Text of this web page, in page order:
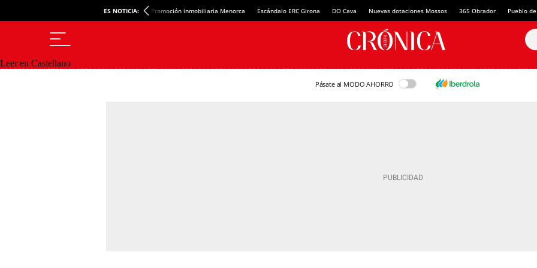
ES NOTICIA: Promoción inmobiliaria Menorca Escándalo ERC Girona DO Cava Nuevas dotaciones Mossos 365 Obrador Pueblo
Leer en Castellano
Pásate al MODO AHORRO